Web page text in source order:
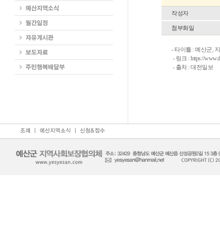
작성자
첨부화일
- 타이틀 : 예산군,
- 링크 : https://
- 출처 : 대전일보